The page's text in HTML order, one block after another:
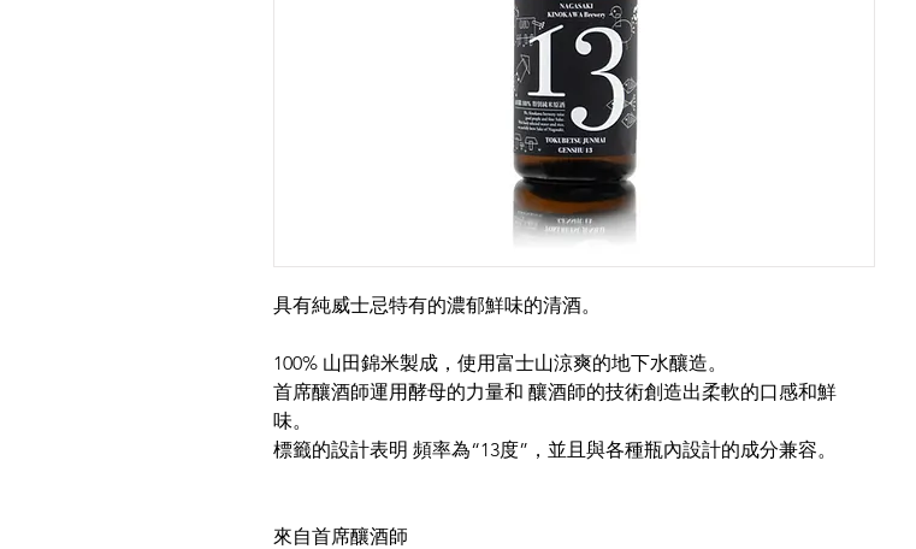
具有純威士忌特有的濃郁鮮味的清酒。
100% 山田錦米製成，使用富士山涼爽的地下水釀造。
首席釀酒師運用酵母的力量和 釀酒師的技術創造出柔軟的口感和鮮
味。
標籤的設計表明 頻率為“13度”，並且與各種瓶內設計的成分兼容。
來自首席釀酒師